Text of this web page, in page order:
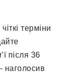
терміни
після 36
наголосив